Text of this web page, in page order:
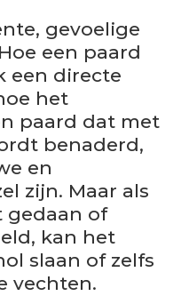
gevoelige
een paard
een directe
het
paard dat met
benaderd,
en
zijn. Maar als
gedaan of
kan het
slaan of zelfs
vechten.